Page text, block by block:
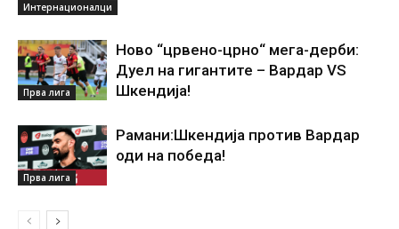
Интернационалци
Прва лига
Ново “црвено-црно“ мега-дерби:
Дуел на гигантите – Вардар VS
Шкендија!
Прва лига
Рамани:Шкендија против Вардар
оди на победа!